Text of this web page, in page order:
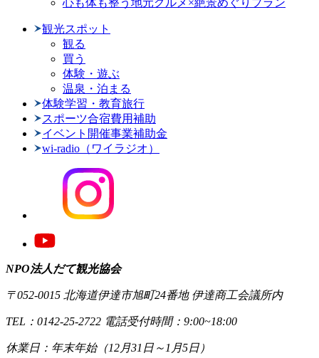
心も体も整う地元グルメ×絶景めぐりプラン
観光スポット
観る
買う
体験・遊ぶ
温泉・泊まる
体験学習・教育旅行
スポーツ合宿費用補助
イベント開催事業補助金
wi-radio（ワイラジオ）
NPO法人だて観光協会
〒052-0015 北海道伊達市旭町24番地 伊達商工会議所内
TEL：0142-25-2722 電話受付時間：9:00~18:00
休業日：年末年始（12月31日～1月5日）